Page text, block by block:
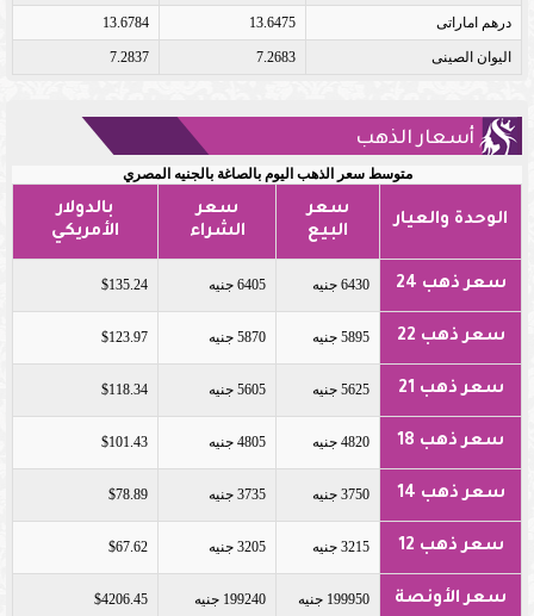
درهم اماراتى 13.6475
13.6784
اليوان الصينى 7.2683
7.2837
أسعار الذهب
متوسط سعر الذهب اليوم بالصاغة بالجنيه المصري
الوحدة والعيار
سعر
البيع
سعر
الشراء
بالدولار
الأمريكي
سعر ذهب 24 6430 جنيه 6405 جنيه $135.24
سعر ذهب 22 5895 جنيه 5870 جنيه $123.97
سعر ذهب 21 5625 جنيه 5605 جنيه $118.34
سعر ذهب 18 4820 جنيه 4805 جنيه $101.43
سعر ذهب 14 3750 جنيه 3735 جنيه $78.89
سعر ذهب 12 3215 جنيه 3205 جنيه $67.62
سعر الأونصة 199950 جنيه 199240 جنيه $4206.45